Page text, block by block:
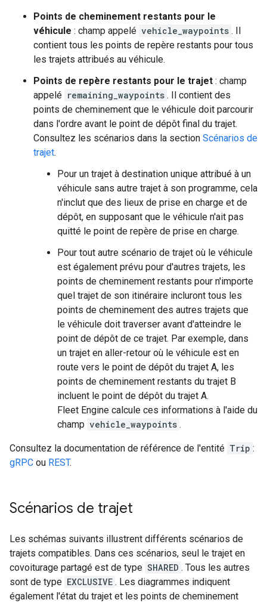
Points de cheminement restants pour le
véhicule : champ appelé vehicle_waypoints . Il
contient tous les points de repère restants pour tous
les trajets attribués au véhicule.
Points de repère restants pour le trajet : champ
appelé remaining_waypoints . Il contient des
points de cheminement que le véhicule doit parcourir
dans l'ordre avant le point de dépôt final du trajet.
Consultez les scénarios dans la section Scénarios de
trajet.
Pour un trajet à destination unique attribué à un
véhicule sans autre trajet à son programme, cela
n'inclut que des lieux de prise en charge et de
dépôt, en supposant que le véhicule n'ait pas
quitté le point de repère de prise en charge.
Pour tout autre scénario de trajet où le véhicule
est également prévu pour d'autres trajets, les
points de cheminement restants pour n'importe
quel trajet de son itinéraire incluront tous les
points de cheminement des autres trajets que
le véhicule doit traverser avant d'atteindre le
point de dépôt de ce trajet. Par exemple, dans
un trajet en aller-retour où le véhicule est en
route vers le point de dépôt du trajet A, les
points de cheminement restants du trajet B
incluent le point de dépôt du trajet A.
Fleet Engine calcule ces informations à l'aide du
champ vehicle_waypoints .
Consultez la documentation de référence de l'entité Trip :
gRPC ou REST.
Scénarios de trajet
Les schémas suivants illustrent différents scénarios de
trajets compatibles. Dans ces scénarios, seul le trajet en
covoiturage partagé est de type SHARED . Tous les autres
sont de type EXCLUSIVE . Les diagrammes indiquent
également l'état du trajet et les points de cheminement